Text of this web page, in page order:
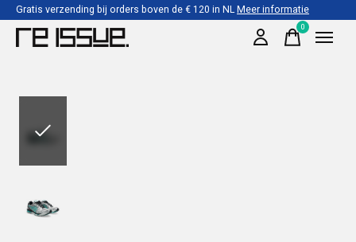
Gratis verzending bij orders boven de € 120 in NLMeer informatie
0items